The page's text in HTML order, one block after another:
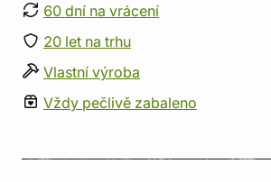
60 dní na vrácení
20 let na trhu
Vlastní výroba
Vždy pečlivě zabaleno